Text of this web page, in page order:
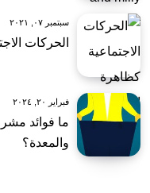
سبتمبر ٠٧, ٢٠٢١
الحركات
فبراير ٢٠, ٢٠٢٤
ما فوائد
والمعدة؟